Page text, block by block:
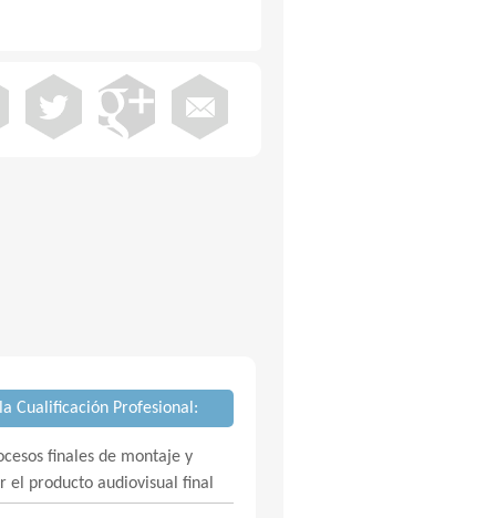
Cualificación Profesional:
finales de montaje y
el producto audiovisual final